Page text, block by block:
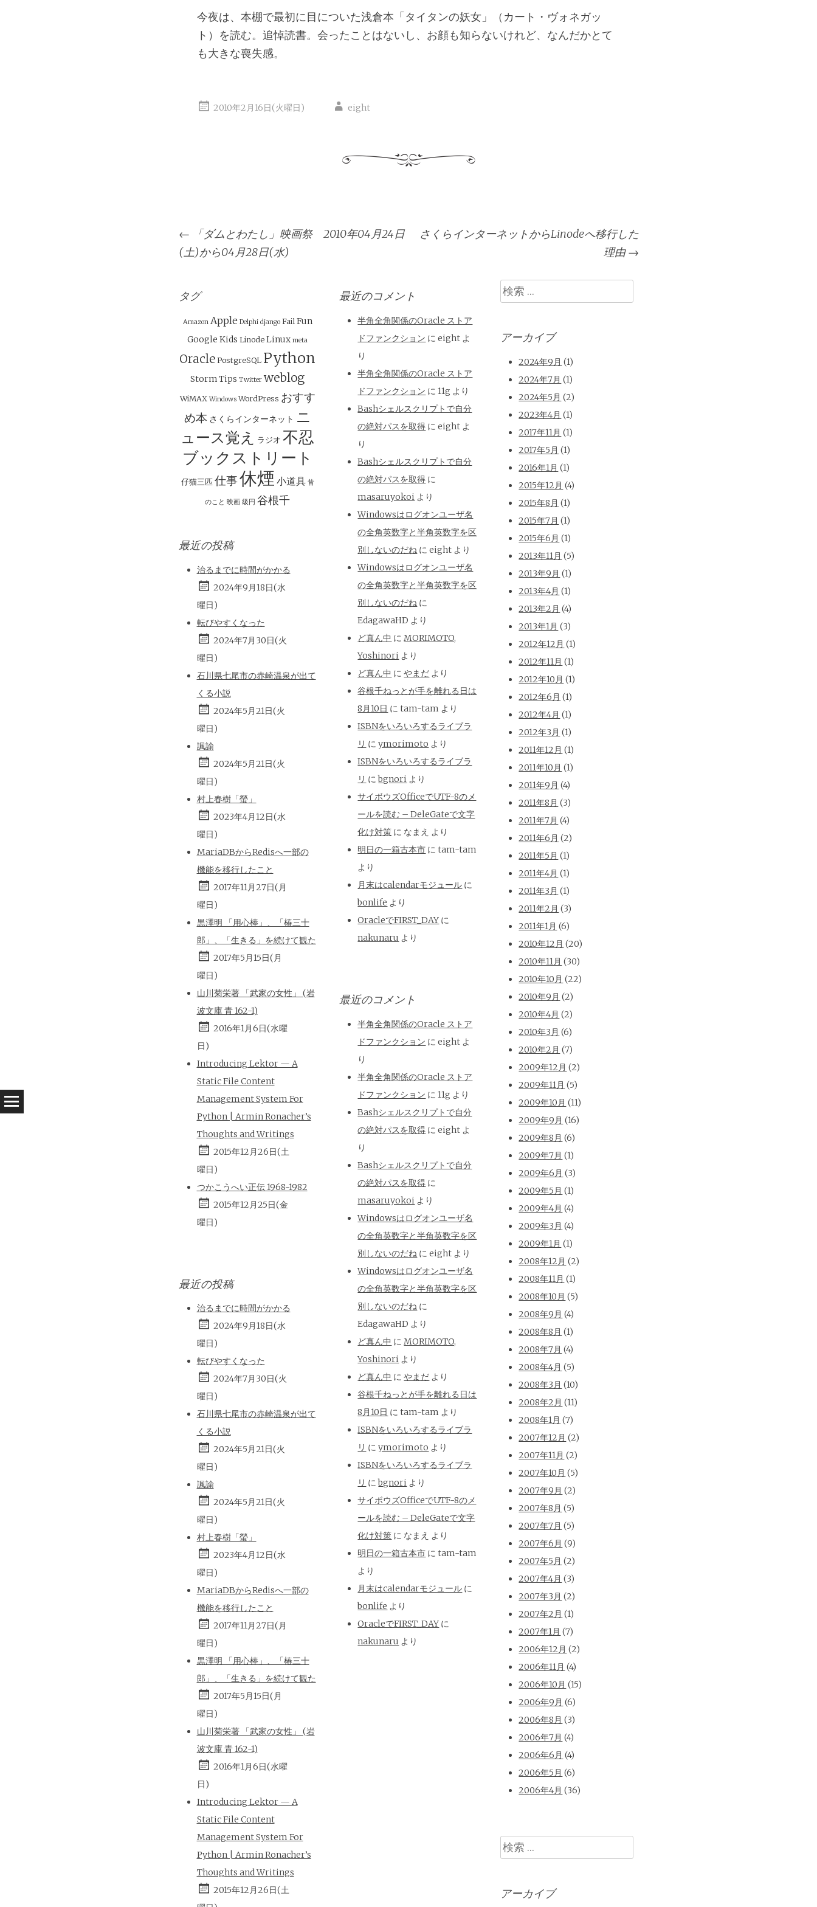
今夜は、本棚で最初に目についた浅倉本「タイタンの妖女」（カート・ヴォネガッ
ト）を読む。追悼読書。会ったことはないし、お顔も知らないけれど、なんだかとて
も大きな喪失感。
2010年2月16日(火曜日) eight
投
稿
ナ
ビ
ゲ
ー
シ
ョ
ン
← 「ダムとわたし」映画祭 2010年04月24日
(土)から04月28日(水)
さくらインターネットからLinodeへ移行した
理由→
タグ
Amazon Apple Delphi django Fail Fun
Google Kids Linode Linux meta
Oracle PostgreSQL Python
StormTips Twitter weblog
WiMAX Windows WordPress おすす
め本 さくらインターネット ニ
ュース覚え
ラジオ 不忍
ブックストリート
仔猫三匹 仕事休煙 小道具 昔
のこと 映画 級円 谷根千
最近の投稿
治るまでに時間がかかる
2024年9月18日(水
曜日)
転びやすくなった
2024年7月30日(火
曜日)
石川県七尾市の赤崎温泉が出て
くる小説
2024年5月21日(火
曜日)
諷諭
2024年5月21日(火
曜日)
村上春樹「螢」
2023年4月12日(水
曜日)
MariaDBからRedisへ一部の
機能を移行したこと
2017年11月27日(月
曜日)
黒澤明 「用心棒」、「椿三十
郎」、「生きる」を続けて観た
2017年5月15日(月
曜日)
山川菊栄著 「武家の女性」 (岩
波文庫 青 162-1)
2016年1月6日(水曜
日)
Introducing Lektor — A
Static File Content
Management System For
Python | Armin Ronacher’s
Thoughts and Writings
2015年12月26日(土
曜日)
つかこうへい正伝 1968-1982
2015年12月25日(金
曜日)
最近の投稿
治るまでに時間がかかる
2024年9月18日(水
曜日)
転びやすくなった
2024年7月30日(火
曜日)
石川県七尾市の赤崎温泉が出て
くる小説
2024年5月21日(火
曜日)
諷諭
2024年5月21日(火
曜日)
村上春樹「螢」
2023年4月12日(水
曜日)
MariaDBからRedisへ一部の
機能を移行したこと
2017年11月27日(月
曜日)
黒澤明 「用心棒」、「椿三十
郎」、「生きる」を続けて観た
2017年5月15日(月
曜日)
山川菊栄著 「武家の女性」 (岩
波文庫 青 162-1)
2016年1月6日(水曜
日)
Introducing Lektor — A
Static File Content
Management System For
Python | Armin Ronacher’s
Thoughts and Writings
2015年12月26日(土
最近のコメント
半角全角関係のOracle ストア
ドファンクション にeight よ
り
半角全角関係のOracle ストア
ドファンクション に11g より
Bashシェルスクリプトで自分
の絶対パスを取得 にeight よ
り
Bashシェルスクリプトで自分
の絶対パスを取得 に
masaruyokoi より
Windowsはログオンユーザ名
の全角英数字と半角英数字を区
別しないのだね にeight より
Windowsはログオンユーザ名
の全角英数字と半角英数字を区
別しないのだね に
EdagawaHD より
ど真ん中 にMORIMOTO,
Yoshinori より
ど真ん中 にやまだ より
谷根千ねっとが手を離れる日は
8月10日 にtam-tam より
ISBNをいろいろするライブラ
リ にymorimoto より
ISBNをいろいろするライブラ
リ にbgnori より
サイボウズOfficeでUTF-8のメ
ールを読む – DeleGateで文字
化け対策 に なまえ より
明日の一箱古本市 にtam-tam
より
月末はcalendarモジュール に
bonlife より
OracleでFIRST_DAY に
nakunaru より
最近のコメント
半角全角関係のOracle ストア
ドファンクション にeight よ
り
半角全角関係のOracle ストア
ドファンクション に11g より
Bashシェルスクリプトで自分
の絶対パスを取得 にeight よ
り
Bashシェルスクリプトで自分
の絶対パスを取得 に
masaruyokoi より
Windowsはログオンユーザ名
の全角英数字と半角英数字を区
別しないのだね にeight より
Windowsはログオンユーザ名
の全角英数字と半角英数字を区
別しないのだね に
EdagawaHD より
ど真ん中 にMORIMOTO,
Yoshinori より
ど真ん中 にやまだ より
谷根千ねっとが手を離れる日は
8月10日 にtam-tam より
ISBNをいろいろするライブラ
リ にymorimoto より
ISBNをいろいろするライブラ
リ にbgnori より
サイボウズOfficeでUTF-8のメ
ールを読む – DeleGateで文字
化け対策 に なまえ より
明日の一箱古本市 にtam-tam
より
月末はcalendarモジュール に
bonlife より
OracleでFIRST_DAY に
nakunaru より
検
索
アーカイブ
2024年9月 (1)
2024年7月 (1)
2024年5月 (2)
2023年4月 (1)
2017年11月 (1)
2017年5月 (1)
2016年1月 (1)
2015年12月 (4)
2015年8月 (1)
2015年7月 (1)
2015年6月 (1)
2013年11月 (5)
2013年9月 (1)
2013年4月 (1)
2013年2月 (4)
2013年1月 (3)
2012年12月 (1)
2012年11月 (1)
2012年10月 (1)
2012年6月 (1)
2012年4月 (1)
2012年3月 (1)
2011年12月 (1)
2011年10月 (1)
2011年9月 (4)
2011年8月 (3)
2011年7月 (4)
2011年6月 (2)
2011年5月 (1)
2011年4月 (1)
2011年3月 (1)
2011年2月 (3)
2011年1月 (6)
2010年12月 (20)
2010年11月 (30)
2010年10月 (22)
2010年9月 (2)
2010年4月 (2)
2010年3月 (6)
2010年2月 (7)
2009年12月 (2)
2009年11月 (5)
2009年10月 (11)
2009年9月 (16)
2009年8月 (6)
2009年7月 (1)
2009年6月 (3)
2009年5月 (1)
2009年4月 (4)
2009年3月 (4)
2009年1月 (1)
2008年12月 (2)
2008年11月 (1)
2008年10月 (5)
2008年9月 (4)
2008年8月 (1)
2008年7月 (4)
2008年4月 (5)
2008年3月 (10)
2008年2月 (11)
2008年1月 (7)
2007年12月 (2)
2007年11月 (2)
2007年10月 (5)
2007年9月 (2)
2007年8月 (5)
2007年7月 (5)
2007年6月 (9)
2007年5月 (2)
2007年4月 (3)
2007年3月 (2)
2007年2月 (1)
2007年1月 (7)
2006年12月 (2)
2006年11月 (4)
2006年10月 (15)
2006年9月 (6)
2006年8月 (3)
2006年7月 (4)
2006年6月 (4)
2006年5月 (6)
2006年4月 (36)
検
索
アーカイブ